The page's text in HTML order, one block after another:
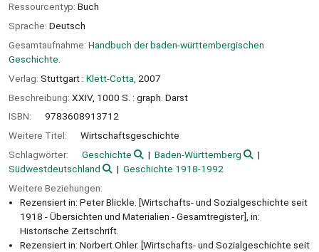
Ressourcentyp: Buch
Sprache: Deutsch
Gesamtaufnahme: Handbuch der baden-württembergischen
Geschichte.
Verlag: Stuttgart : Klett-Cotta, 2007
Beschreibung: XXIV, 1000 S. : graph. Darst
ISBN:
9783608913712
Weitere Titel:
Wirtschaftsgeschichte
Schlagwörter:
Geschichte
Baden-Württemberg
Südwestdeutschland
Geschichte 1918-1992
Weitere Beziehungen:
Rezensiert in: Peter Blickle. [Wirtschafts- und Sozialgeschichte seit
1918 - Übersichten und Materialien - Gesamtregister], in:
Historische Zeitschrift.
Rezensiert in: Norbert Ohler. [Wirtschafts- und Sozialgeschichte seit